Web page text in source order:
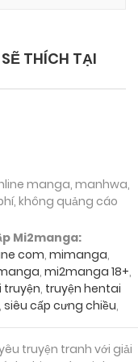
THÍCH TẠI
manga, manhwa,
không quảng cáo
Mi2manga:
com, mimanga,
, mi2manga 18+,
truyện, truyện hentai
, siêu cấp cưng chiều,
truyện tranh với giải